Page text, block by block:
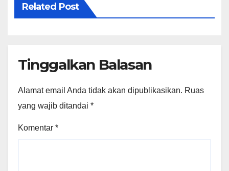
Related Post
Tinggalkan Balasan
Alamat email Anda tidak akan dipublikasikan. Ruas
yang wajib ditandai *
Komentar *